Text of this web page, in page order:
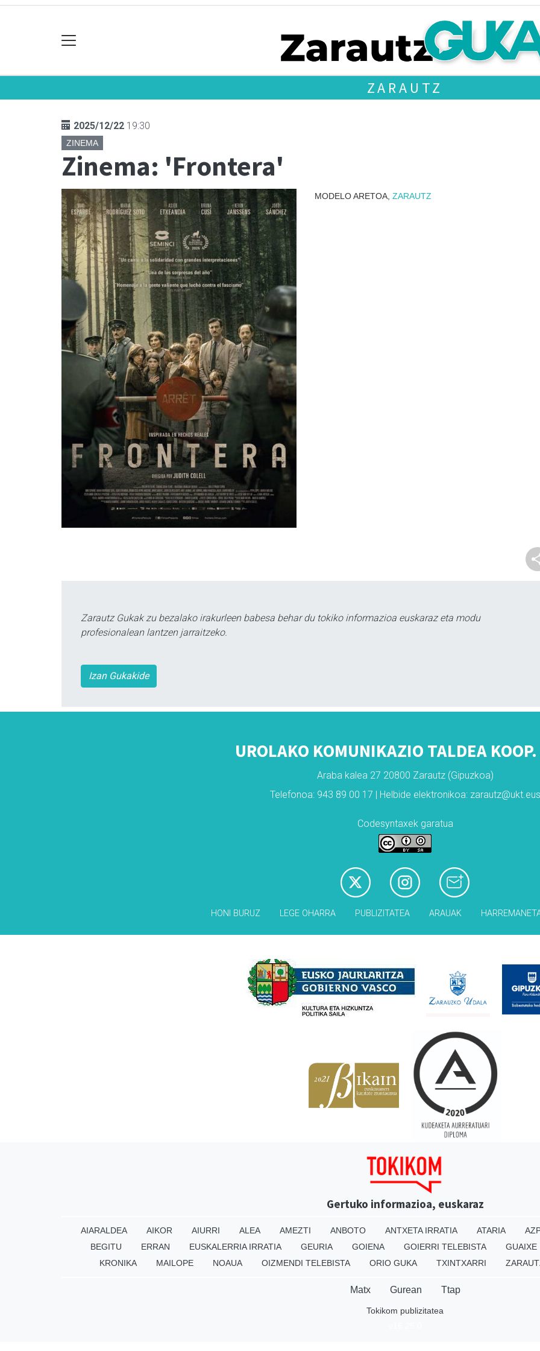
ZARAUTZ
2025/12/22 19:30
ZINEMA
Zinema: 'Frontera'
MODELO ARETOA, ZARAUTZ
Zarautz Gukak zu bezalako irakurleen babesa behar du tokiko informazioa euskaraz eta modu
profesionalean lantzen jarraitzeko.
Izan Gukakide
UROLAKO KOMUNIKAZIO TALDEA
Araba kalea 27 20800 Zarautz (Gipuzkoa)
Telefonoa: 943 89 00 17 | Helbide elektronikoa: zarautz@ukt.eus
Codesyntaxek garatua
HONI BURUZ LEGE OHARRA PUBLIZITATEA ARAUAK
Gertuko informazioa, euskaraz
AIARALDEA AIKOR AIURRI ALEA AMEZTI ANBOTO ANTXETA IRRATIA ATARIA
BEGITU
ERRAN EUSKALERRIA IRRATIA GEURIA GOIENA GOIERRI TELEBISTA GUAIXE
KRONIKA
MAILOPE NOAUA OIZMENDI TELEBISTA ORIO GUKA TXINTXARRI
Matx Gurean Ttap
Tokikom publizitatea